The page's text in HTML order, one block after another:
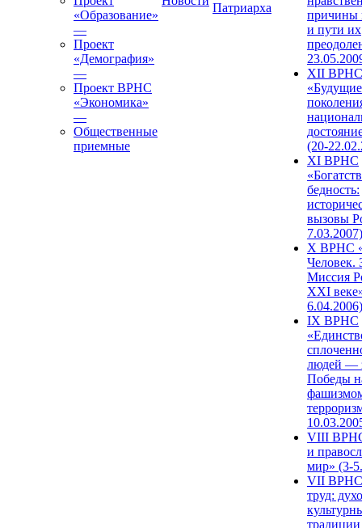
«Образование»
—
Проект
«Демография»
—
Проект ВРНС
«Экономика»
—
Общественные
приемные
Патриарха
причины
и пути их
XII ВРНС
«Будущие
(20-
XI ВРНС
бедность:
вызовы
7.03.2007)
X ВРНС
Человек.
Миссия
XXI
6.04.2006)
IX ВРНС
людей —
Победы
VIII
и
мир» (3-
VII ВРНС
труд: